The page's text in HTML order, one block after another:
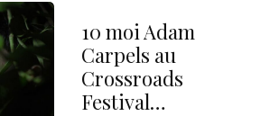
10 moi Adam
Carpels au
Crossroads
Festival…